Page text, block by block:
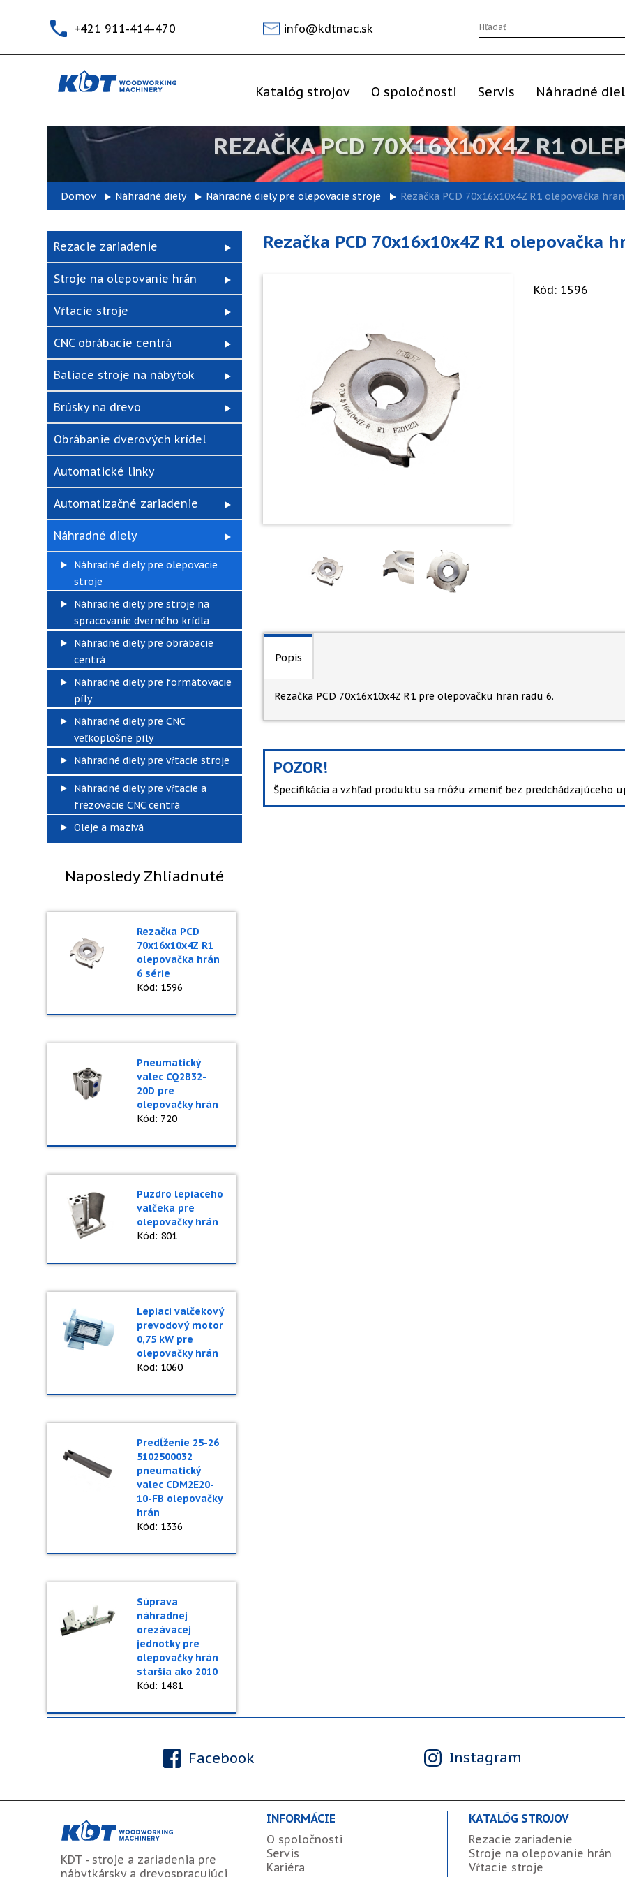
+421 911-414-470 info@kdtmac.sk
Katalóg strojov O spoločnosti Servis Náhradné
REZAČKA PCD 70X16X10X4Z R1
Domov Náhradné diely Náhradné diely pre olepovacie stroje Rezačka PCD 70x16x10x4Z R1 olepovačka
Rezacie zariadenie
Stroje na olepovanie hrán
Vŕtacie stroje
CNC obrábacie centrá
Baliace stroje na nábytok
Brúsky na drevo
Obrábanie dverových krídel
Automatické linky
Automatizačné zariadenie
Náhradné diely
Náhradné diely pre olepovacie
stroje
Náhradné diely pre stroje na
spracovanie dverného krídla
Náhradné diely pre obrábacie
centrá
Náhradné diely pre formátovacie
píly
Náhradné diely pre CNC
veľkoplošné píly
Náhradné diely pre vŕtacie stroje
Náhradné diely pre vŕtacie a
frézovacie CNC centrá
Oleje a mazivá
Naposledy Zhliadnuté
Rezačka PCD
70x16x10x4Z R1
olepovačka hrán
6 série
Kód: 1596
Pneumatický
valec CQ2B32-
20D pre
olepovačky hrán
Kód: 720
Puzdro lepiaceho
valčeka pre
olepovačky hrán
Kód: 801
Lepiaci valčekový
prevodový motor
0,75 kW pre
olepovačky hrán
Kód: 1060
Predĺženie 25-26
5102500032
pneumatický
valec CDM2E20-
10-FB olepovačky
hrán
Kód: 1336
Súprava
náhradnej
orezávacej
jednotky pre
olepovačky hrán
staršia ako 2010
Kód: 1481
Rezačka PCD 70x16x10x4Z R1 olepovačka
Kód: 1596
Popis
Rezačka PCD 70x16x10x4Z R1 pre olepovačku hrán radu 6.
POZOR!
Špecifikácia a vzhľad produktu sa môžu zmeniť bez predchádzajúceho
Facebook Instagram
KDT - stroje a zariadenia pre
nábytkársky a drevospracujúci
INFORMÁCIE
O spoločnosti
Servis
Kariéra
KATALÓG STROJOV
Rezacie zariadenie
Stroje na olepovanie hrán
Vŕtacie stroje